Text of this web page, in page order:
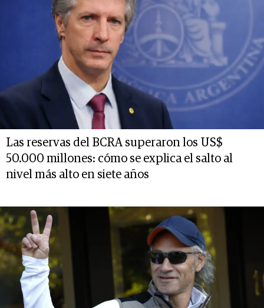
Las reservas del BCRA superaron los US$
50.000 millones: cómo se explica el salto al
nivel más alto en siete años